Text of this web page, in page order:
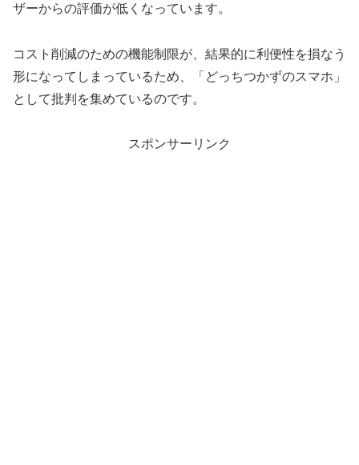
ザーからの評価が低くなっています。
コスト削減のための機能制限が、結果的に利便性を損なう
形になってしまっているため、「どっちつかずのスマホ」
として批判を集めているのです。
スポンサーリンク